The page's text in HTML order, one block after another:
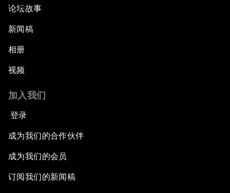
论坛故事
新闻稿
相册
视频
加入我们
登录
成为我们的合作伙伴
成为我们的会员
订阅我们的新闻稿